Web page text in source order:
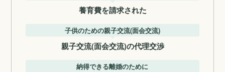
養育費を請求された
子供のための親子交流(面会交流)
親子交流(面会交流)の代理交渉
納得できる離婚のために